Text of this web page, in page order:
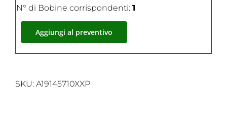
N° di Bobine corrispondenti: 1
Aggiungi al preventivo
SKU: A19145710XXP